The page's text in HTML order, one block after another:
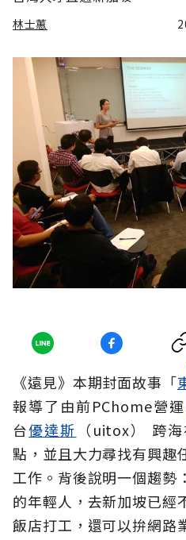
林士蕙
《遠見》本期封面故事「
報導了由前PChome營
台優達斯
（uitox） 跨
點，並且大力尋找有興趣
工作。背後說明一個趨勢
的年輕人，去新加坡已經
飯店打工，還可以拚網路